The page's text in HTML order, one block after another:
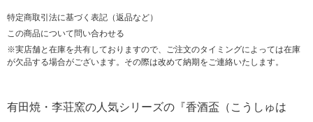
特定商取引法に基づく表記（返品など）
この商品について問い合わせる
※実店舗と在庫を共有しておりますので、ご注文のタイミングによっては在庫
が欠品する場合がございます。その際は改めて納期をご連絡いたします。
有田焼・李荘窯の人気シリーズの『香酒盃（こうしゅは